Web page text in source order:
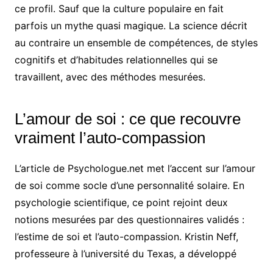
ce profil. Sauf que la culture populaire en fait
parfois un mythe quasi magique. La science décrit
au contraire un ensemble de compétences, de styles
cognitifs et d’habitudes relationnelles qui se
travaillent, avec des méthodes mesurées.
L’amour de soi : ce que recouvre
vraiment l’auto-compassion
L’article de Psychologue.net met l’accent sur l’amour
de soi comme socle d’une personnalité solaire. En
psychologie scientifique, ce point rejoint deux
notions mesurées par des questionnaires validés :
l’estime de soi et l’auto-compassion. Kristin Neff,
professeure à l’université du Texas, a développé